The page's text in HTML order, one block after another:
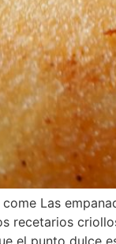
Las
recetarios
el punto dulce